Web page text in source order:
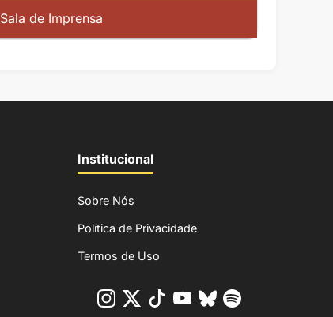
Sala de Imprensa
Institucional
Sobre Nós
Política de Privacidade
Termos de Uso